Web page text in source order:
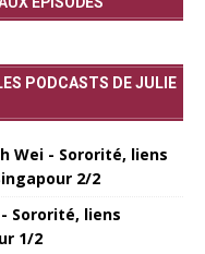
PODCASTS DE JULIE
Wei - Sororité, liens
2/2
Sororité, liens
1/2